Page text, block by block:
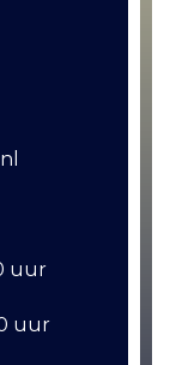
uur
uur